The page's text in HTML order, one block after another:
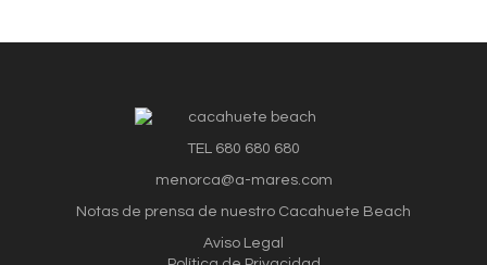
TEL 680 680 680
menorca@a-mares.com
Notas de prensa de nuestro Cacahuete Beach
Aviso Legal